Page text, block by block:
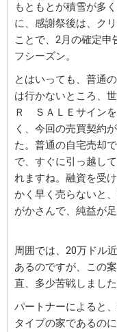
もともとが積雪が多
に、感謝祭後は、ク
ことで、2月の確定
フシーズン。
とはいっても、普通
は行かないところ、
Ｒ ＳＡＬＥサイン
く、今回の売買契約
た。普通の自宅売却
で、すぐに引っ越し
れますね。融資を受
かく早く売らないと
がかさんで、純益が
周囲では、20万ドル
あるのですが、この
直、多少苦戦しました
パートナーによると
タイプの家であるの